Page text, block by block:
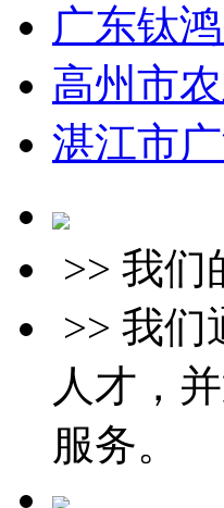
广东钛
高州市
湛江市
>> 我们
>> 我们
人才，
服务。